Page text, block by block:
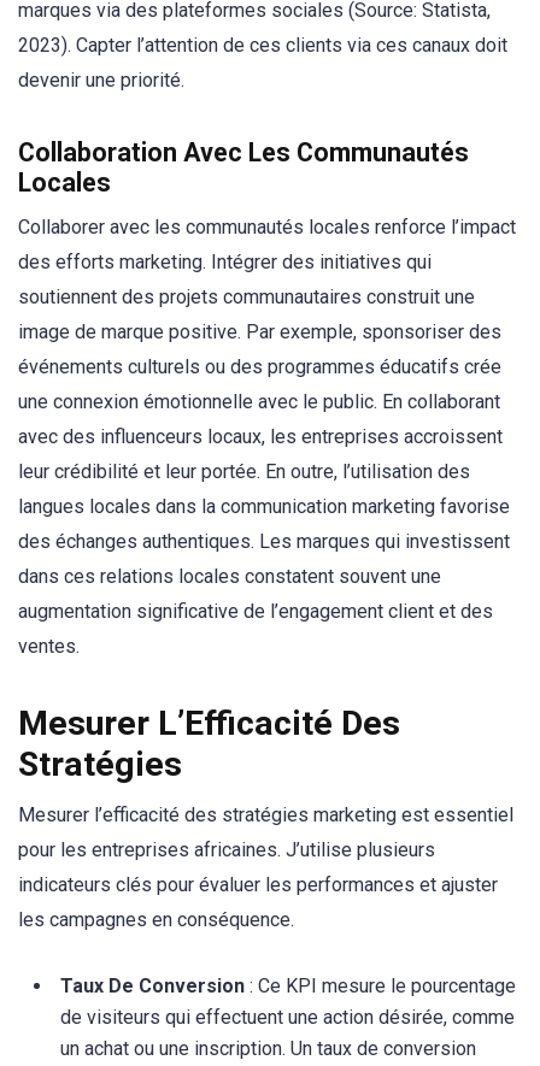
marques via des plateformes sociales (Source: Statista,
2023). Capter l’attention de ces clients via ces canaux doit
devenir une priorité.
Collaboration Avec Les Communautés
Locales
Collaborer avec les communautés locales renforce l’impact
des efforts marketing. Intégrer des initiatives qui
soutiennent des projets communautaires construit une
image de marque positive. Par exemple, sponsoriser des
événements culturels ou des programmes éducatifs crée
une connexion émotionnelle avec le public. En collaborant
avec des influenceurs locaux, les entreprises accroissent
leur crédibilité et leur portée. En outre, l’utilisation des
langues locales dans la communication marketing favorise
des échanges authentiques. Les marques qui investissent
dans ces relations locales constatent souvent une
augmentation significative de l’engagement client et des
ventes.
Mesurer L’Efficacité Des
Stratégies
Mesurer l’efficacité des stratégies marketing est essentiel
pour les entreprises africaines. J’utilise plusieurs
indicateurs clés pour évaluer les performances et ajuster
les campagnes en conséquence.
Taux De Conversion : Ce KPI mesure le pourcentage
de visiteurs qui effectuent une action désirée, comme
un achat ou une inscription. Un taux de conversion